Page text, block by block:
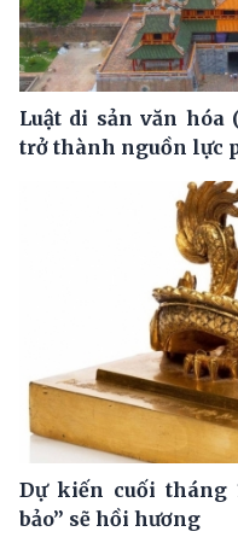
Luật di sản văn hóa
trở thành nguồn lực
Dự kiến cuối tháng
bảo” sẽ hồi hương